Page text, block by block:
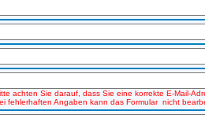
achten Sie darauf, dass Sie eine korrekte E-Mail-
fehlerhaften Angaben kann das Formular nicht